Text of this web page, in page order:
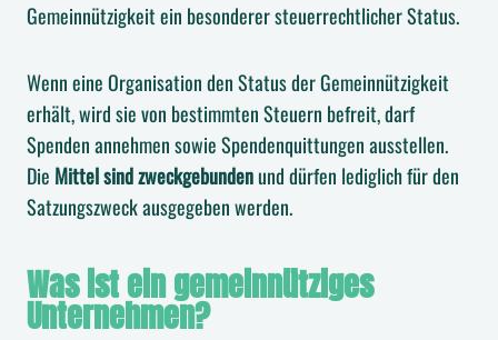
Gemeinnützigkeit ein besonderer steuerrechtlicher Status.
Wenn eine Organisation den Status der Gemeinnützigkeit
erhält, wird sie von bestimmten Steuern befreit, darf
Spenden annehmen sowie Spendenquittungen ausstellen.
Die Mittel sind zweckgebundenund dürfen lediglich für den
Satzungszweck ausgegeben werden.
Was ist ein gemeinnütziges
Unternehmen?